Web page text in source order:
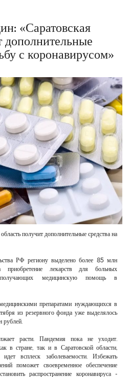
«Саратовская
дополнительные
с коронавирусом»
получит дополнительные средства на
РФ региону выделено более 85 млн
лекарств для больных
получающих медицинскую помощь в
препаратами нуждающихся в
из резервного фонда уже выделялось
рублей.
расти. Пандемия пока не уходит.
в стране, так и в Саратовской области,
всплеск заболеваемости. Избежать
поможет своевременное обеспечение
распространение коронавируса -